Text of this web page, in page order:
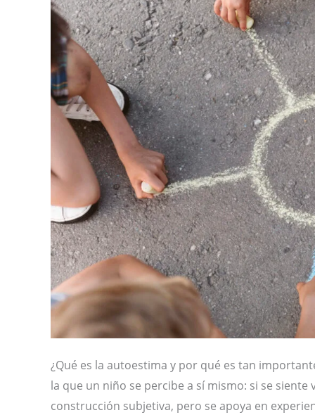
EN
INFANCIA
¿Qué es la autoestima y por qué es tan
la que un niño se percibe a sí mismo: si se
construcción subjetiva, pero se apoya en